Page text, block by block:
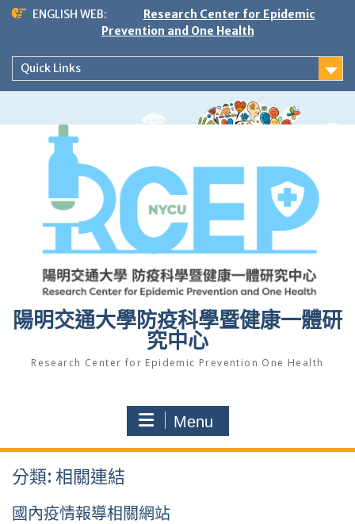
Skip
ENGLISH WEB:
Research Center for Epidemic
Prevention and One Health
Quick Links
陽明交通大學防疫科學暨健康一體研
究中心
Research Center for Epidemic Prevention One Health
Menu
分類: 相關連結
國內疫情報導相關網站